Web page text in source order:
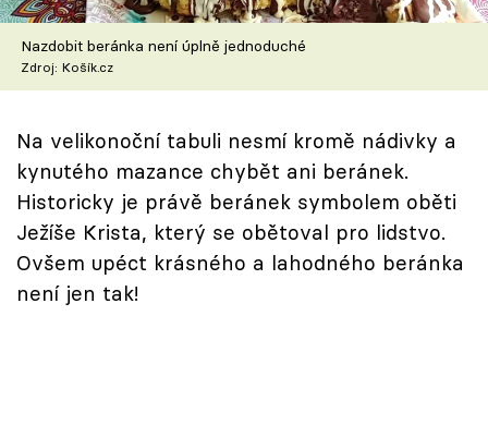
Speciál: Cuketa
Těhotnej kuchař
Přihlášení
Sledujte nás
Nazdobit beránka není úplně jednoduché
Zdroj: Košík.cz
Na velikonoční tabuli nesmí kromě nádivky a
kynutého mazance chybět ani beránek.
Historicky je právě beránek symbolem oběti
Ježíše Krista, který se obětoval pro lidstvo.
Ovšem upéct krásného a lahodného beránka
není jen tak!